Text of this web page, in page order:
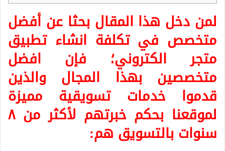
لمن دخل هذا المقال بحثا عن أفضل
متخصص فيتكلفة انشاء تطبيق
متجر الكتروني؛ فإن افضل
متخصصين بهذا المجال والذين
قدموا خدمات تسويقية مميزة
لموقعنا بحكم خبرتهم لأكثر من ٨
سنوات بالتسويق هم: